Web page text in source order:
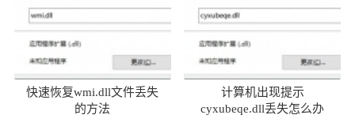
快速恢复wmi.dll文件丢失
的方法
计算机出现提示
cyxubeqe.dll丢失怎么办